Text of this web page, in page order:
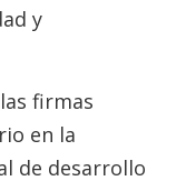
y
firmas
en la
de desarrollo